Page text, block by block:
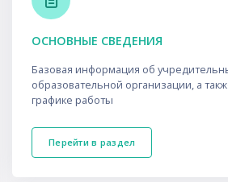
ОСНОВНЫЕ СВЕДЕНИЯ
Базовая информация об
образовательной организации, а
графике работы
Перейти в раздел